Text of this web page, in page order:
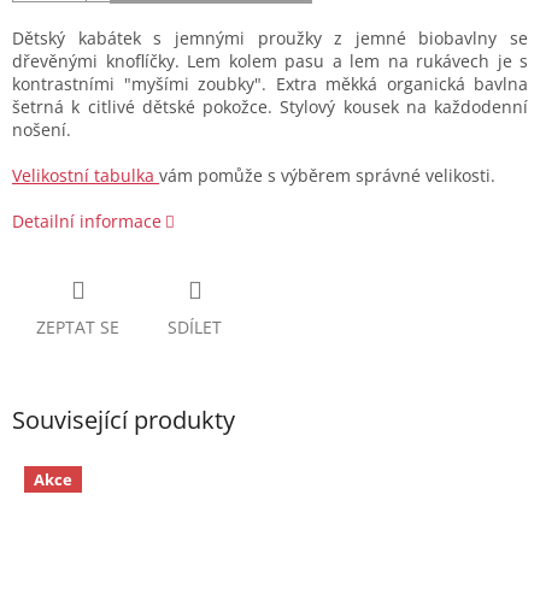
Dětský kabátek s jemnými proužky z jemné biobavlny se
dřevěnými knoflíčky. Lem kolem pasu a lem na rukávech je s
kontrastními "myšími zoubky". Extra měkká organická bavlna
šetrná k citlivé dětské pokožce. Stylový kousek na každodenní
nošení.
Velikostní tabulka vám pomůže s výběrem správné velikosti.
Detailní informace
ZEPTAT SE SDÍLET
Související produkty
Akce